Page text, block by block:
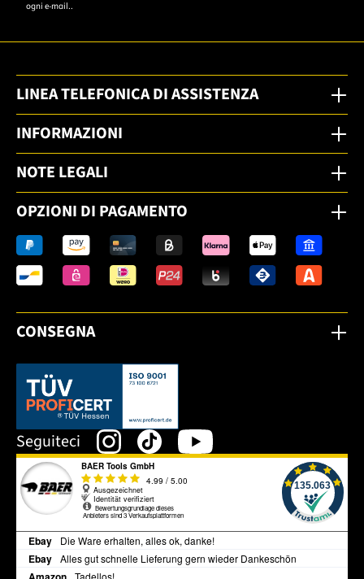
ogni e-mail..
LINEA TELEFONICA DI ASSISTENZA
INFORMAZIONI
NOTE LEGALI
OPZIONI DI PAGAMENTO
CONSEGNA
Dieser Link öffnet sich in einem neuen Tab.
Seguiteci